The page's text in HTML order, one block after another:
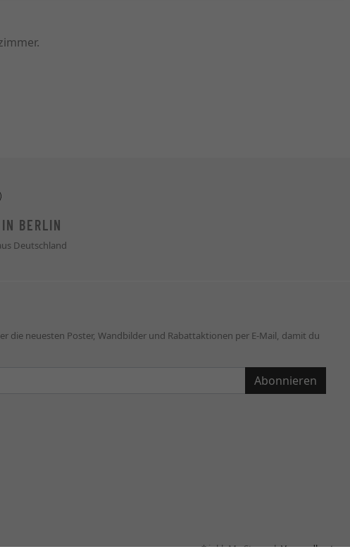
BERLIN
Deutschland
die neuesten Poster, Wandbilder und Rabattaktionen per E-Mail, damit du
Abonnieren